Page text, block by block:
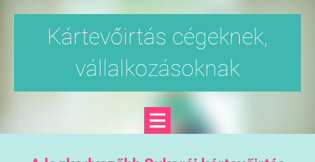
Kártevőirtás cégeknek,
vállalkozásoknak